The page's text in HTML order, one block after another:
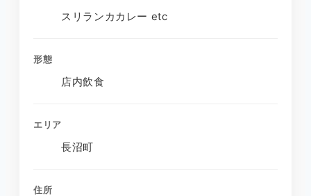
スリランカカレー etc
形態
店内飲食
エリア
長沼町
住所